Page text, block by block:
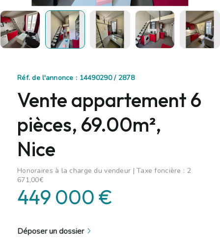
Réf. de l'annonce : 14490290 / 2878
Vente appartement 6
pièces, 69.00m²,
Nice
Honoraires à la charge du vendeur | Taxe foncière : 2
671,00€
449 000 €
Déposer un dossier